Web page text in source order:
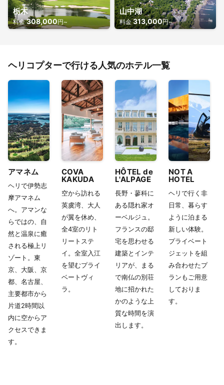
栃木
料金308,000円~
山中湖
料金313,000円~
ヘリコプターで行ける人気のホテル一覧
アマネム
ヘリで伊勢志
摩アマネム
へ。アマンな
らではの、自
然と温泉に癒
される極上リ
ゾート。東
京、大阪、京
都、名古屋、
主要都市から
片道2時間以
内に空からア
クセスできま
す。
COVA
KAKUDA
空から訪れる
英虞湾、大人
が翼を休め、
全4室のリト
リートステ
イ。全室入江
を望むプライ
ベートヴィ
ラ。
HÔTEL de
L'ALPAGE
長野・蓼科に
ある隠れ家オ
ーベルジュ。
フランスの邸
宅を思わせる
建築とインテ
リアが、まる
で南仏の別荘
地に招かれた
かのような上
質な時間を演
出します。
NOT A
HOTEL
ヘリで行く非
日常、暮らす
ように泊まる
新しい体験。
プライベート
ジェットを組
み合わせたプ
ランもご用意
しておりま
す。